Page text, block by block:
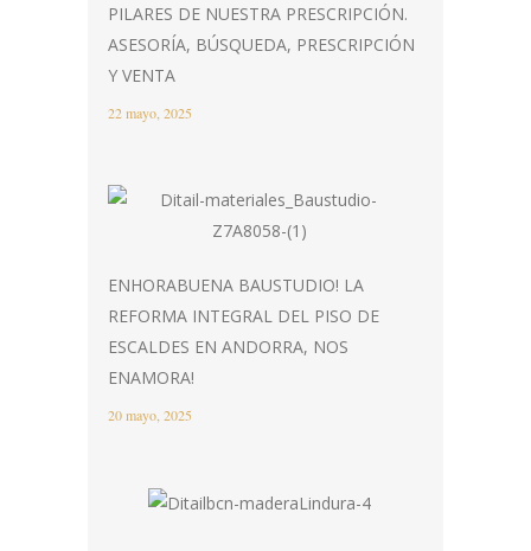
PILARES DE NUESTRA PRESCRIPCIÓN.
ASESORÍA, BÚSQUEDA, PRESCRIPCIÓN
Y VENTA
22 mayo, 2025
ENHORABUENA BAUSTUDIO! LA
REFORMA INTEGRAL DEL PISO DE
ESCALDES EN ANDORRA, NOS
ENAMORA!
20 mayo, 2025